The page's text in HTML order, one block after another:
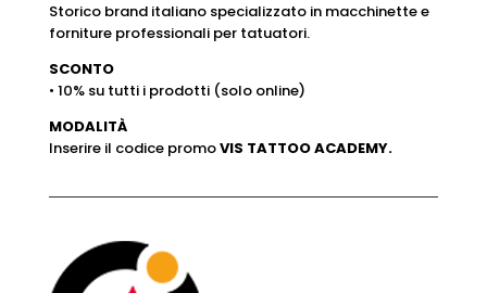
Storico brand italiano specializzato in macchinette e
forniture professionali per tatuatori.
SCONTO
• 10% su tutti i prodotti (solo online)
MODALITÀ
Inserire il codice promoVIS TATTOO ACADEMY.